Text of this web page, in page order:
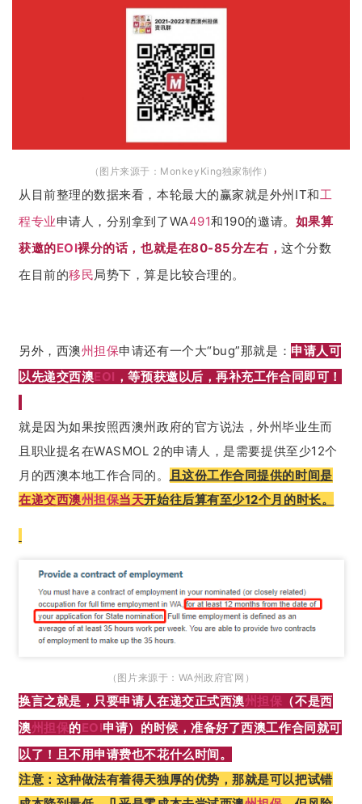
（图片来源于：MonkeyKing独家制作）
从目前整理的数据来看，本轮最大的赢家就是外州IT和工
程专业申请人，分别拿到了WA491和190的邀请。 如果算
获邀的EOI裸分的话，也就是在80-85分左右，这个分数
在目前的移民局势下，算是比较合理的。
另外，西澳州担保申请还有一个大“bug”那就是： 申请人可
以先递交西澳EOI ，等预获邀以后，再补充工作合同即可！
就是因为如果按照西澳州政府的官方说法，外州毕业生而
且职业提名在WASMOL 2的申请人，是需要提供至少12个
月的西澳本地工作合同的。 且这份工作合同提供的时间是
在递交西澳州担保当天开始往后算有至少12个月的时长。
（图片来源于：WA州政府官网）
换言之就是，只要申请人在递交正式西澳州担保 （不是西
澳州担保的EOI申请）的时候，准备好了西澳工作合同就可
以了！且不用申请费也不花什么时间。
注意：这种做法有着得天独厚的优势，那就是可以把试错